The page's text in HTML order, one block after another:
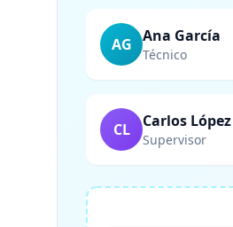
AG Ana García
Técnico
CL Carlos López
Supervisor